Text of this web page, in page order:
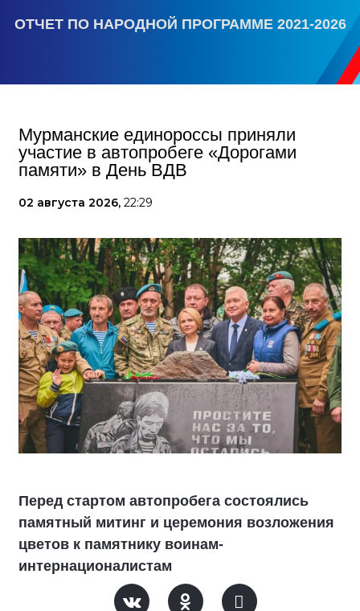
ОТЧЕТ ПО НАРОДНОЙ ПРОГРАММЕ 2021-2026
Мурманские единороссы приняли
участие в автопробеге «Дорогами
памяти» в День ВДВ
02 августа 2026, 22:29
Перед стартом автопробега состоялись
памятный митинг и церемония возложения
цветов к памятнику воинам-
интернационалистам